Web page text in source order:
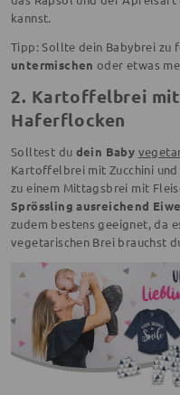
kannst.
Tipp: Sollte dein Babybrei zu
untermischen oder etwas
2. Kartoffelbrei mit
Haferflocken
Solltest du dein Baby
Kartoffelbrei mit Zucchini
zu einem Mittagsbrei mit
Sprössling ausreichend
zudem bestens geeignet, da
vegetarischen Brei brauchst